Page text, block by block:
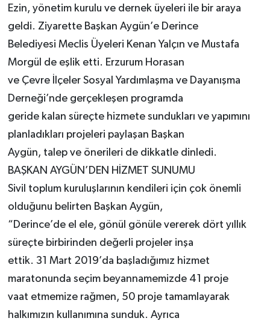
Ezin, yönetim kurulu ve dernek üyeleri ile bir araya
geldi. Ziyarette Başkan Aygün’e Derince
Belediyesi Meclis Üyeleri Kenan Yalçın ve Mustafa
Morgül de eşlik etti. Erzurum Horasan
ve Çevre İlçeler Sosyal Yardımlaşma ve Dayanışma
Derneği’nde gerçekleşen programda
geride kalan süreçte hizmete sundukları ve yapımını
planladıkları projeleri paylaşan Başkan
Aygün, talep ve önerileri de dikkatle dinledi.
BAŞKAN AYGÜN’DEN HİZMET SUNUMU
Sivil toplum kuruluşlarının kendileri için çok önemli
olduğunu belirten Başkan Aygün,
“Derince’de el ele, gönül gönüle vererek dört yıllık
süreçte birbirinden değerli projeler inşa
ettik. 31 Mart 2019’da başladığımız hizmet
maratonunda seçim beyannamemizde 41 proje
vaat etmemize rağmen, 50 proje tamamlayarak
halkımızın kullanımına sunduk. Ayrıca